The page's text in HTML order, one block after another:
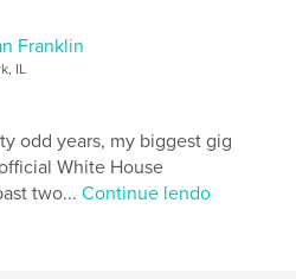
Franklin
IL
odd years, my biggest gig
White House
two...Continue lendo